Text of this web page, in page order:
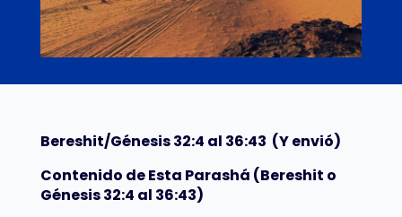
Bereshit/Génesis 32:4 al 36:43 (Y envió)
Contenido de Esta Parashá (Bereshit o
Génesis 32:4 al 36:43)